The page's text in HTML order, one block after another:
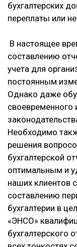
бухгалтерских
переплаты или
В настоящее
составлению
учета для
постоянным
Однако даже
своевременного
Необходимо
решения
бухгалтерской
оптимальным и
наших клиентов
составлению
бухгалтерии в
«ЭНСО»
бухгалтерского